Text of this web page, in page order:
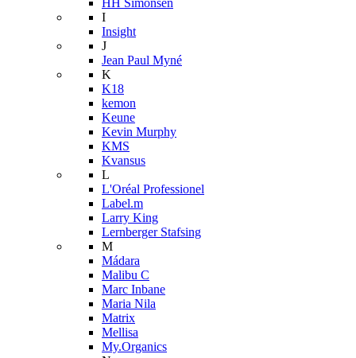
HH Simonsen
I
Insight
J
Jean Paul Myné
K
K18
kemon
Keune
Kevin Murphy
KMS
Kvansus
L
L'Oréal Professionel
Label.m
Larry King
Lernberger Stafsing
M
Mádara
Malibu C
Marc Inbane
Maria Nila
Matrix
Mellisa
My.Organics